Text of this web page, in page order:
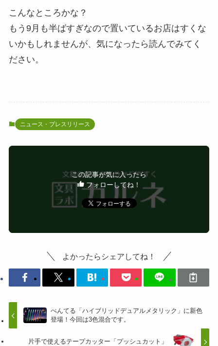
こんなところかな？
もう9月も半ばすぎなので置いているお店はすくな
いかもしれませんが、気になったら読んでみてく
ださい。
ニュース・プレスリリース
この記事が気に入ったら
フォローしてね！
よかったらシェアしてね！
ぺんてる「ハイブリッドデュアルメタリック」に新色
登場！今回は3色混合です。
片手で使えるテープカッター「プッシュカット」